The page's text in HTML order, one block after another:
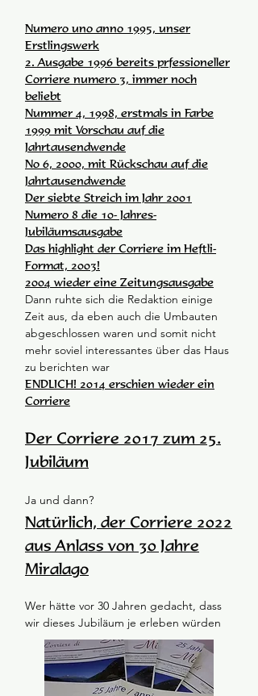
Numero uno anno 1995, unser
Erstlingswerk
2. Ausgabe 1996 bereits prfessioneller
Corriere numero 3, immer noch
beliebt
Nummer 4, 1998, erstmals in Farbe
1999 mit Vorschau auf die
Jahrtausendwende
No 6, 2000, mit Rückschau auf die
Jahrtausendwende
Der siebte Streich im Jahr 2001
Numero 8 die 10- Jahres-
Jubiläumsausgabe
Das highlight der Corriere im Heftli-
Format, 2003!
2004 wieder eine Zeitungsausgabe
Dann ruhte sich die Redaktion einige
Zeit aus, da eben auch die Umbauten
abgeschlossen waren und somit nicht
mehr soviel interessantes über das Haus
zu berichten war
ENDLICH! 2014 erschien wieder ein
Corriere
Der Corriere 2017 zum 25.
Jubiläum
Ja und dann?
Natürlich, der Corriere 2022
aus Anlass von 30 Jahre
Miralago
Wer hätte vor 30 Jahren gedacht, dass
wir dieses Jubiläum je erleben würden